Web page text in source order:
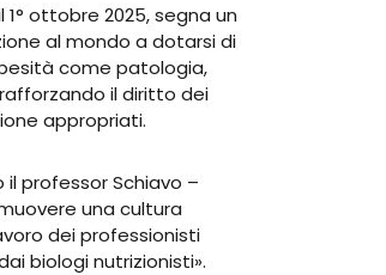
ottobre 2025, segna un
al mondo a dotarsi di
come patologia,
il diritto dei
appropriati.
professor Schiavo –
una cultura
dei professionisti
biologi nutrizionisti».